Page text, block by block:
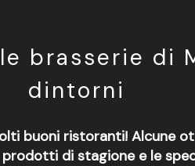
brasserie di
dintorni
buoni ristoranti! Alcune
di stagione e le